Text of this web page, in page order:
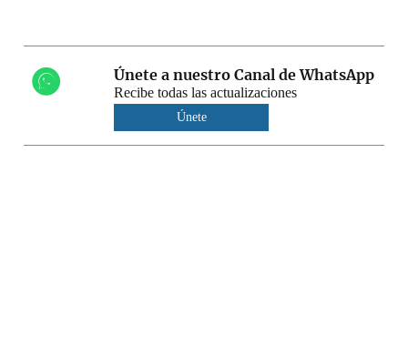
Únete a nuestro Canal de WhatsApp
Recibe todas las actualizaciones
Únete